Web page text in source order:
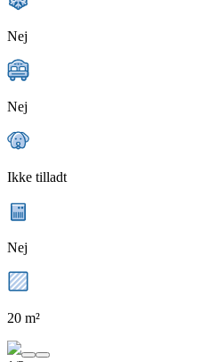
Nej
Nej
Ikke tilladt
Nej
20 m²